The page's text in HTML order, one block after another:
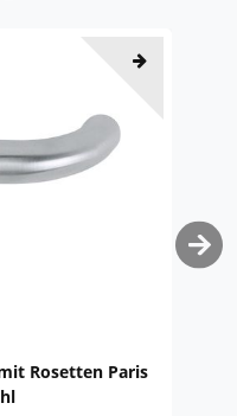
Rosetten Paris